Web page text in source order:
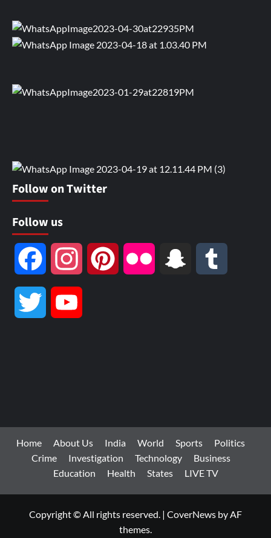
Follow on Twitter
Follow us
Facebook Instagram Pinterest Flickr Snapchat
Twitter
Home About Us India World Sports
Politics
Crime
Investigation Technology
Business
Education
Health States LIVE TV
Copyright © All rights reserved. | CoverNews by AF
themes.